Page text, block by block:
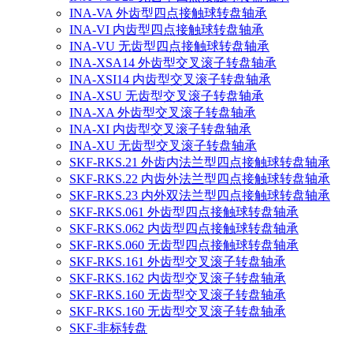
INA-VA 外齿型四点接触球转盘轴承
INA-VI 内齿型四点接触球转盘轴承
INA-VU 无齿型四点接触球转盘轴承
INA-XSA14 外齿型交叉滚子转盘轴承
INA-XSI14 内齿型交叉滚子转盘轴承
INA-XSU 无齿型交叉滚子转盘轴承
INA-XA 外齿型交叉滚子转盘轴承
INA-XI 内齿型交叉滚子转盘轴承
INA-XU 无齿型交叉滚子转盘轴承
SKF-RKS.21 外齿内法兰型四点接触球转盘轴承
SKF-RKS.22 内齿外法兰型四点接触球转盘轴承
SKF-RKS.23 内外双法兰型四点接触球转盘轴承
SKF-RKS.061 外齿型四点接触球转盘轴承
SKF-RKS.062 内齿型四点接触球转盘轴承
SKF-RKS.060 无齿型四点接触球转盘轴承
SKF-RKS.161 外齿型交叉滚子转盘轴承
SKF-RKS.162 内齿型交叉滚子转盘轴承
SKF-RKS.160 无齿型交叉滚子转盘轴承
SKF-RKS.160 无齿型交叉滚子转盘轴承
SKF-非标转盘